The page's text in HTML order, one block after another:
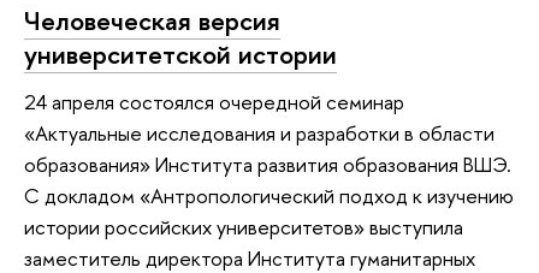
Человеческая версия
университетской истории
24 апреля состоялся очередной семинар
«Актуальные исследования и разработки в области
образования» Института развития образования ВШЭ.
С докладом «Антропологический подход к изучению
истории российских университетов» выступила
заместитель директора Института гуманитарных